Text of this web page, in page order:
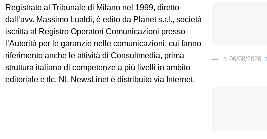
Registrato al Tribunale di Milano nel 1999, diretto
dall’avv. Massimo Lualdi, è edito da Planet s.r.l., società
iscritta al Registro Operatori Comunicazioni presso
l’Autorità per le garanzie nelle comunicazioni, cui fanno
riferimento anche le attività di Consultmedia, prima
struttura italiana di competenze a più livelli in ambito
editoriale e tlc. NL NewsLinet è distribuito via Internet.
06/08/2026